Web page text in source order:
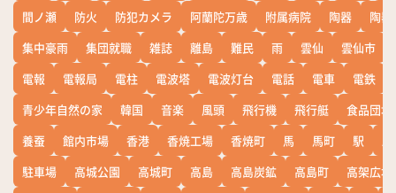
間ノ瀬
防火 防犯カメラ 阿蘭陀万歳 附属病院 陶器
陶器
集中豪雨
集団就職 雑誌 離島 難民 雨 雲仙 雲仙市
電報
電報局 電柱 電波塔 電波灯台 電話 電車 電鉄
青少年自然の家
韓国 音楽 風頭 飛行機 飛行艇
食品団地
養蚕
館内市場 香港 香焼工場 香焼町 馬 馬町 駅
駐車場
高城公園 高城町 高島 高島炭鉱 高島町
高架広場